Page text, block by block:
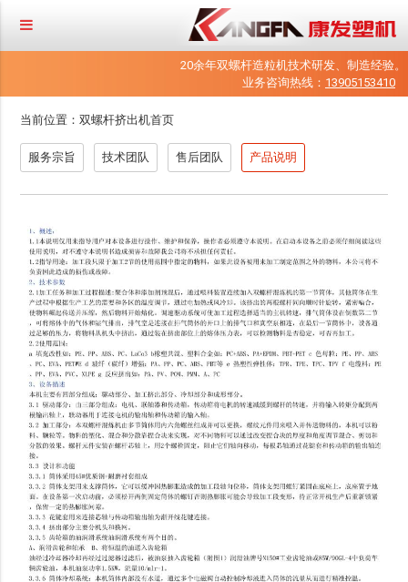
20余年双螺杆造粒机技术研发、制造经验。
业务咨询热线： 13905153410
当前位置：双螺杆挤出机首页
服务宗旨 技术团队 售后团队 产品说明